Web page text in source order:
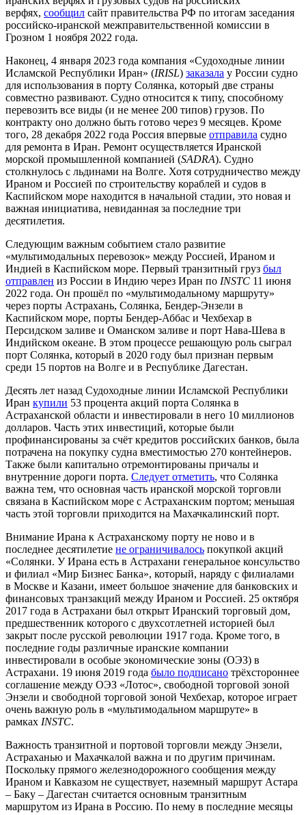
верфях, сообщил сайт правительства РФ по итогам заседания
российско-иранской межправительственной комиссии в
Грозном 1 ноября 2022 года.
Наконец, 4 января 2023 года компания «Судоходные линии
Исламской Республики Иран» (IRISL) заказала у России судно
для использования в порту Солянка, который две страны
совместно развивают. Судно относится к типу, способному
перевозить все виды (и не менее 200 типов) грузов. По
контракту оно должно быть готово через 9 месяцев. Кроме
того, 28 декабря 2022 года Россия впервые отправила судно
для ремонта в Иран. Ремонт осуществляется Иранской
морской промышленной компанией (SADRA). Судно
столкнулось с льдинами на Волге. Хотя сотрудничество между
Ираном и Россией по строительству кораблей и судов в
Каспийском море находится в начальной стадии, это новая и
важная инициатива, невиданная за последние три
десятилетия.
Следующим важным событием стало развитие
«мультимодальных перевозок» между Россией, Ираном и
Индией в Каспийском море. Первый транзитный груз был
отправлен из России в Индию через Иран по INSTC 11 июня
2022 года. Он прошёл по «мультимодальному маршруту»
через порты Астрахань, Солянка, Бендер-Энзели в
Каспийском море, порты Бендер-Аббас и Чехбехар в
Персидском заливе и Оманском заливе и порт Нава-Шева в
Индийском океане. В этом процессе решающую роль сыграл
порт Солянка, который в 2020 году был признан первым
среди 15 портов на Волге и в Республике Дагестан.
Десять лет назад Судоходные линии Исламской Республики
Иран купили 53 процента акций порта Солянка в
Астраханской области и инвестировали в него 10 миллионов
долларов. Часть этих инвестиций, которые были
профинансированы за счёт кредитов российских банков, была
потрачена на покупку судна вместимостью 270 контейнеров.
Также были капитально отремонтированы причалы и
внутренние дороги порта. Следует отметить, что Солянка
важна тем, что основная часть иранской морской торговли
связана в Каспийском море с Астраханским портом; меньшая
часть этой торговли приходится на Махачкалинский порт.
Внимание Ирана к Астраханскому порту не ново и в
последнее десятилетие не ограничивалось покупкой акций
«Солянки. У Ирана есть в Астрахани генеральное консульство
и филиал «Мир Бизнес Банка», который, наряду с филиалами
в Москве и Казани, имеет большое значение для банковских и
финансовых транзакций между Ираном и Россией. 25 октября
2017 года в Астрахани был открыт Иранский торговый дом,
предшественник которого с двухсотлетней историей был
закрыт после русской революции 1917 года. Кроме того, в
последние годы различные иранские компании
инвестировали в особые экономические зоны (ОЭЗ) в
Астрахани. 19 июня 2019 года было подписано трёхстороннее
соглашение между ОЭЗ «Лотос», свободной торговой зоной
Энзели и свободной торговой зоной Чехбехар, которое играет
очень важную роль в «мультимодальном маршруте» в
рамках INSTC.
Важность транзитной и портовой торговли между Энзели,
Астраханью и Махачкалой важна и по другим причинам.
Поскольку прямого железнодорожного сообщения между
Ираном и Кавказом не существует, наземный маршрут Астара
– Баку – Дагестан считается основным транзитным
маршрутом из Ирана в Россию. По нему в последние месяцы